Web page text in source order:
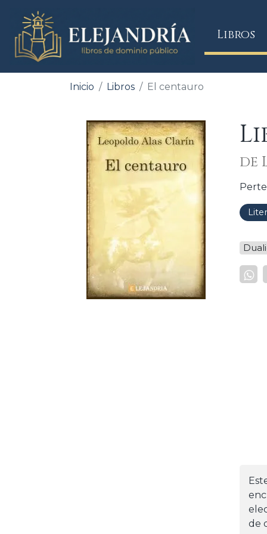
Libros
Inicio Libros El centauro
de
de